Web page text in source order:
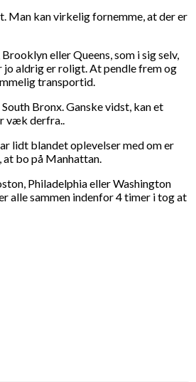
Man kan virkelig fornemme, at der er
eller Queens, som i sig selv,
aldrig er roligt. At pendle frem og
transportid.
Bronx. Ganske vidst, kan et
væk derfra..
lidt blandet oplevelser med om er
at bo på Manhattan.
Philadelphia eller Washington
alle sammen indenfor 4 timer i tog at